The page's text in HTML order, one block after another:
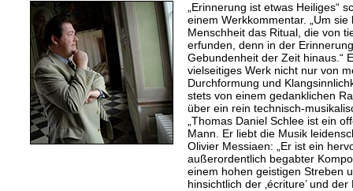
„Erinnerung ist etwas Heiliges“
einem Werkkommentar. „Um
Menschheit das Ritual, die von
erfunden, denn in der
Gebundenheit der Zeit hinaus.“
vielseitiges Werk nicht nur von
Durchformung und
stets von einem gedanklichen
über ein rein technisch-
„Thomas Daniel Schlee ist ein
Mann. Er liebt die Musik
Olivier Messiaen: „Er ist ein
außerordentlich begabter
einem hohen geistigen Streben
hinsichtlich der ‚écriture’ und der